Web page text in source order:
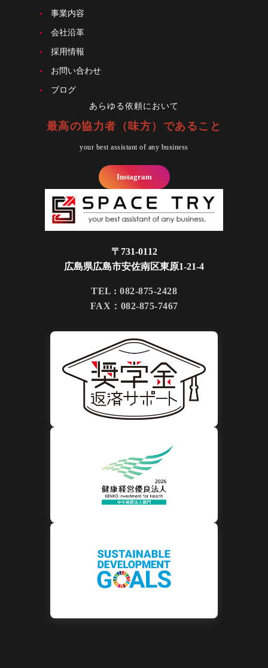
〒731-0112
広島県広島市安佐南区東原1-21-4
TEL : 082-875-2428
FAX：082-875-7467
あらゆる依頼において
最高の協力者（味方）であること
your best assistant of any business
Instagram
事業内容
会社沿革
採用情報
お問い合わせ
ブログ